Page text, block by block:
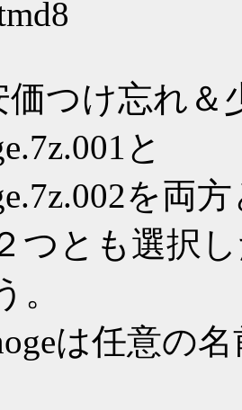
価つけ忘れ＆
と
を両
つとも選択
。
は任意の